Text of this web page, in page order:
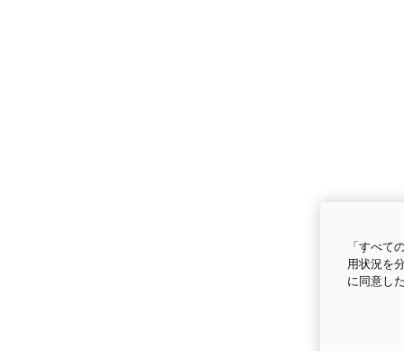
「すべて
用状況を
に同意し